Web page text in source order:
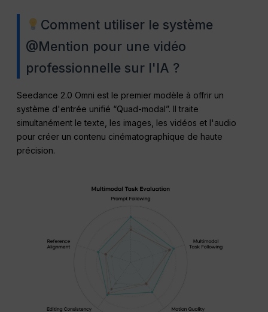
Comment utiliser le système
@Mention pour une vidéo
professionnelle sur l'IA ?
Seedance 2.0 Omni est le premier modèle à offrir un
système d'entrée unifié “Quad-modal”. Il traite
simultanément le texte, les images, les vidéos et l'audio
pour créer un contenu cinématographique de haute
précision.